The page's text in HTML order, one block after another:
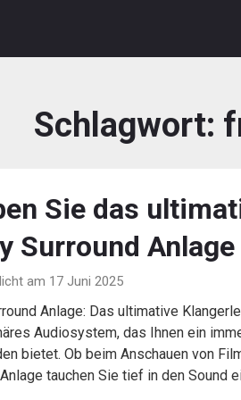
Schlagwort:
Sie das
Surround Anlage
am 17 Juni 2025
Anlage: Das ultimative
Audiosystem, das Ihnen ein
bietet. Ob beim Anschauen von
tauchen Sie tief in den Sound